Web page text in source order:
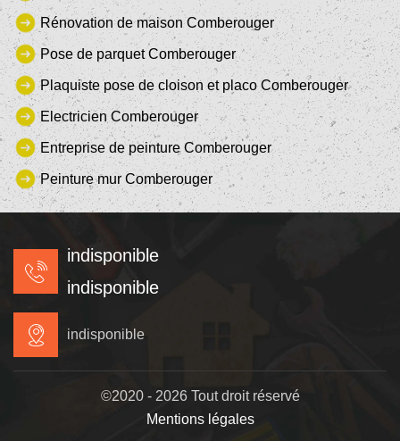
Rénovation de maison Comberouger
Pose de parquet Comberouger
Plaquiste pose de cloison et placo Comberouger
Electricien Comberouger
Entreprise de peinture Comberouger
Peinture mur Comberouger
indisponible
indisponible
indisponible
©2020 - 2026 Tout droit réservé
Mentions légales